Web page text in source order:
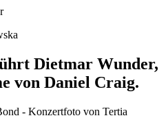
Dietmar Wunder,
von Daniel Craig.